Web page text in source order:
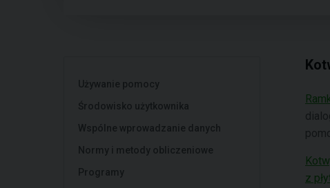
Używanie pomocy
Środowisko użytkownika
Wspólne wprowadzanie danych
Normy i metody obliczeniowe
Programy
z